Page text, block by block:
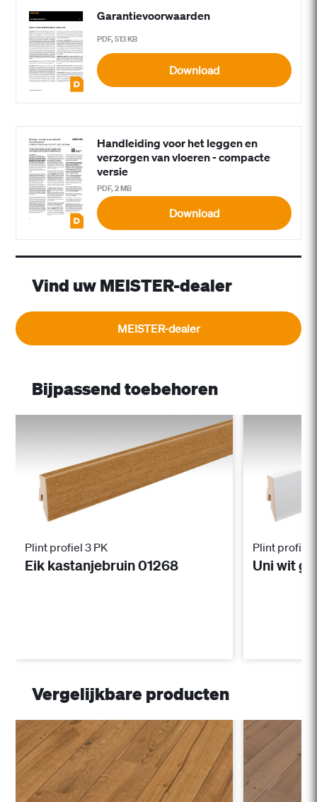
Garantievoorwaarden
PDF, 513 KB
Download
Handleiding voor het leggen en
verzorgen van vloeren - compacte
versie
PDF, 2 MB
Download
Vind uw MEISTER-dealer
MEISTER-dealer
Bijpassend toebehoren
Plint profiel 3 PK
Eik kastanjebruin 01268
Plint profiel
Uni wit
Vergelijkbare producten